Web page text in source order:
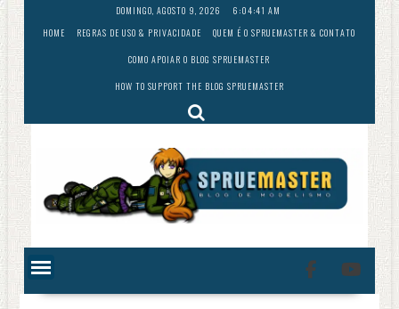
Skip
to
content
DOMINGO, AGOSTO 9, 2026
6:04:43 AM
HOME
REGRAS DE USO & PRIVACIDADE
QUEM É O SPRUEMASTER & CONTATO
COMO APOIAR O BLOG SPRUEMASTER
HOW TO SUPPORT THE BLOG SPRUEMASTER